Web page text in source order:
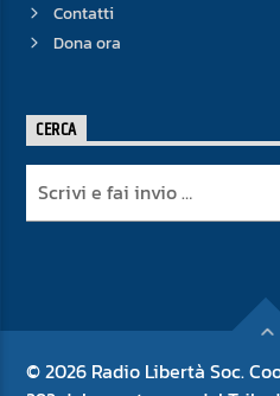
Contatti
Dona ora
CERCA
© 2026 Radio Libertà Soc.